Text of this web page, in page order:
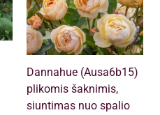
Dannahue (Ausa6b15)
plikomis šaknimis,
siuntimas nuo spalio